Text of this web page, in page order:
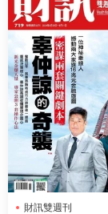
財訊雙週刊